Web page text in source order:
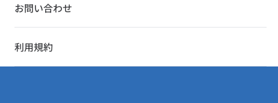
お問い合わせ
利用規約